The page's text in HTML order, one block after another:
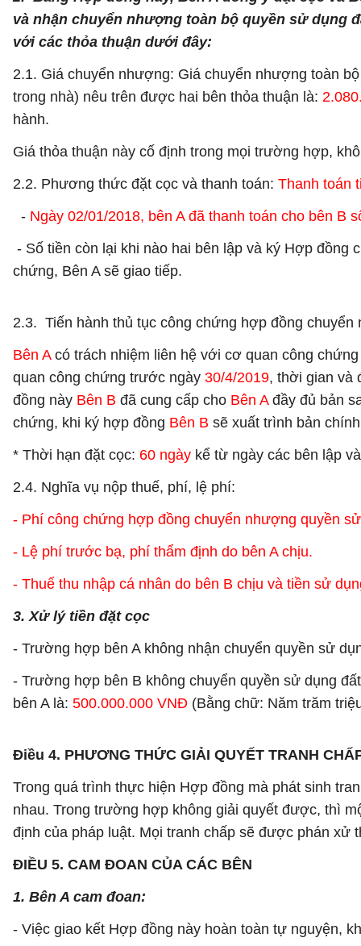
và nhận chuyển nhượng toàn bộ quyền sử dụng
với các thỏa thuận dưới đây:
2.1. Giá chuyển nhượng: Giá chuyển nhượng toàn
trong nhà) nêu trên được hai bên thỏa thuận là:
hành.
Giá thỏa thuận này cố định trong mọi trường hợp,
2.2. Phương thức đặt cọc và thanh toán: Thanh toán
- Ngày 02/01/2018, bên A đã thanh toán cho bên B
- Số tiền còn lại khi nào hai bên lập và ký Hợp
chứng, Bên A sẽ giao tiếp.
2.3. Tiến hành thủ tục công chứng hợp đồng
Bên A có trách nhiệm liên hệ với cơ quan công
quan công chứng trước ngày 30/4/2019, thời gian và
đồng này Bên B đã cung cấp cho Bên Ađầy đủ bản
chứng, khi ký hợp đồng Bên B sẽ xuất trình bản
* Thời hạn đặt cọc: 60 ngày kể từ ngày các bên lập
2.4. Nghĩa vụ nộp thuế, phí, lệ phí:
- Phí công chứng hợp đồng chuyển nhượng quyền
- Lệ phí trước bạ, phí thẩm định do bên A chịu.
- Thuế thu nhập cá nhân do bên B chịu và tiền sử
3. Xử lý tiền đặt cọc
- Trường hợp bên A không nhận chuyển quyền sử
- Trường hợp bên B không chuyển quyền sử dụng
bên A là: 500.000.000 VNĐ (Bằng chữ: Năm trăm
Điều 4. PHƯƠNG THỨC GIẢI QUYẾT TRANH
Trong quá trình thực hiện Hợp đồng mà phát sinh
nhau. Trong trường hợp không giải quyết được, thì
định của pháp luật. Mọi tranh chấp sẽ được phán xử
ĐIỀU 5. CAM ĐOAN CỦA CÁC BÊN
1. Bên A cam đoan:
- Việc giao kết Hợp đồng này hoàn toàn tự nguyện,